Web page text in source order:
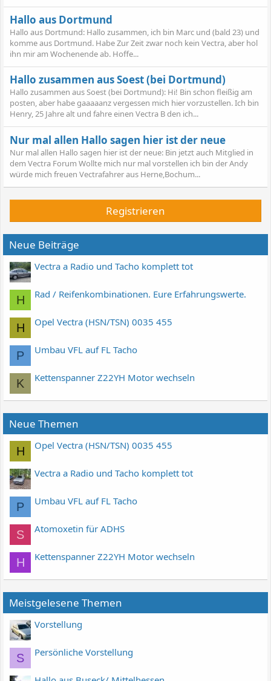
Hallo aus Dortmund
Hallo aus Dortmund: Hallo zusammen, ich bin Marc und (bald 23) und
komme aus Dortmund. Habe Zur Zeit zwar noch kein Vectra, aber hol
ihn mir am Wochenende ab. Hoffe...
Hallo zusammen aus Soest (bei Dortmund)
Hallo zusammen aus Soest (bei Dortmund): Hi! Bin schon fleißig am
posten, aber habe gaaaaanz vergessen mich hier vorzustellen. Ich bin
Henry, 25 Jahre alt und fahre einen Vectra B den ich...
Nur mal allen Hallo sagen hier ist der neue
Nur mal allen Hallo sagen hier ist der neue: Bin jetzt auch Mitglied in
dem Vectra Forum Wollte mich nur mal vorstellen ich bin der Andy
würde mich freuen Vectrafahrer aus Herne,Bochum...
Registrieren
Neue Beiträge
Vectra a Radio und Tacho komplett tot
H Rad / Reifenkombinationen. Eure Erfahrungswerte.
H Opel Vectra (HSN/TSN) 0035 455
P Umbau VFL auf FL Tacho
K Kettenspanner Z22YH Motor wechseln
Neue Themen
H Opel Vectra (HSN/TSN) 0035 455
Vectra a Radio und Tacho komplett tot
P Umbau VFL auf FL Tacho
S Atomoxetin für ADHS
H Kettenspanner Z22YH Motor wechseln
Meistgelesene Themen
Vorstellung
S Persönliche Vorstellung